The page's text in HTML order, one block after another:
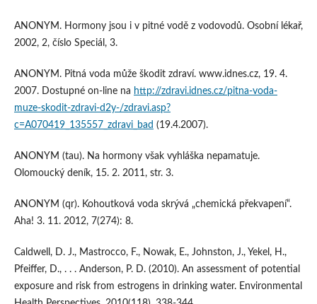
ANONYM. Hormony jsou i v pitné vodě z vodovodů. Osobní lékař,
2002, 2, číslo Speciál, 3.
ANONYM. Pitná voda může škodit zdraví. www.idnes.cz, 19. 4.
2007. Dostupné on-line na http://zdravi.idnes.cz/pitna-voda-
muze-skodit-zdravi-d2y-/zdravi.asp?
c=A070419_135557_zdravi_bad (19.4.2007).
ANONYM (tau). Na hormony však vyhláška nepamatuje.
Olomoucký deník, 15. 2. 2011, str. 3.
ANONYM (qr). Kohoutková voda skrývá „chemická překvapení“.
Aha! 3. 11. 2012, 7(274): 8.
Caldwell, D. J., Mastrocco, F., Nowak, E., Johnston, J., Yekel, H.,
Pfeiffer, D., . . . Anderson, P. D. (2010). An assessment of potential
exposure and risk from estrogens in drinking water. Environmental